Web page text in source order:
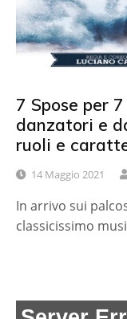
7 Spose per
danzatori e
ruoli e
14 Maggio 2021
In arrivo sui
classicissimo